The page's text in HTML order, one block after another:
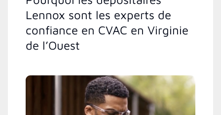
Lennox sont les experts de
confiance en CVAC en Virginie
de l’Ouest